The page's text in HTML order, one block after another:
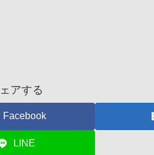
アする
Facebook
LINE